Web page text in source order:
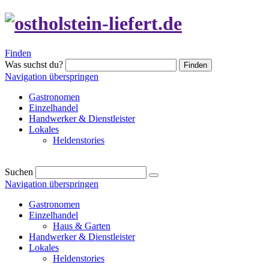
Finden
Was suchst du?
Finden
Navigation überspringen
Gastronomen
Einzelhandel
Handwerker & Dienstleister
Lokales
Heldenstories
Suchen
Navigation überspringen
Gastronomen
Einzelhandel
Haus & Garten
Handwerker & Dienstleister
Lokales
Heldenstories